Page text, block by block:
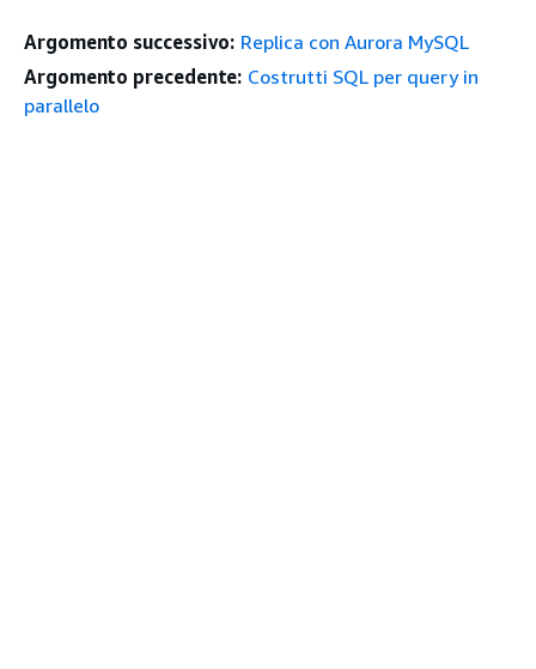
Argomento successivo: Replica con Aurora MySQL
Argomento precedente: Costrutti SQL per query in
parallelo